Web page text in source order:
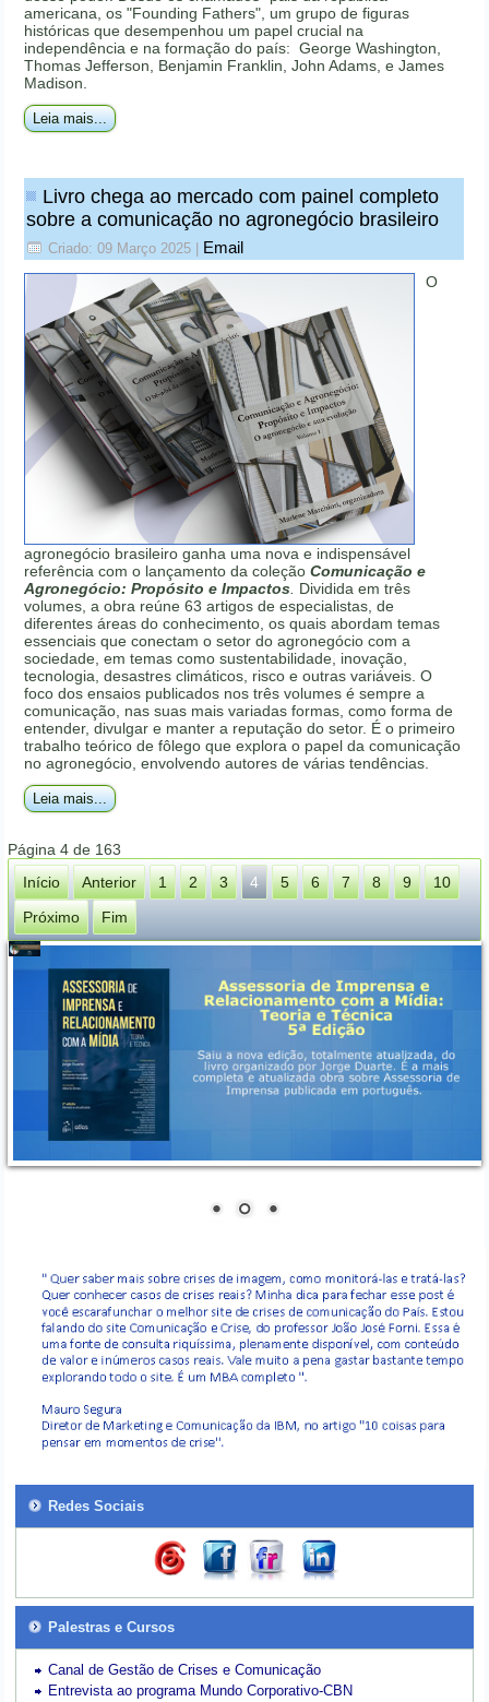
americana, os "Founding Fathers", um grupo de figuras
históricas que desempenhou um papel crucial na
independência e na formação do país: George Washington,
Thomas Jefferson, Benjamin Franklin, John Adams, e James
Madison.
Leia mais...
Livro chega ao mercado com painel completo
sobre a comunicação no agronegócio brasileiro
Criado: 09 Março 2025 Email
O
agronegócio brasileiro ganha uma nova e indispensável
referência com o lançamento da coleçãoComunicação e
Agronegócio: Propósito e Impactos Dividida em três
volumes, a obra reúne 63 artigos de especialistas, de
diferentes áreas do conhecimento, os quais abordam temas
essenciais que conectam o setor do agronegócio com a
sociedade, em temas como sustentabilidade, inovação,
tecnologia, desastres climáticos, risco e outras variáveis. O
foco dos ensaios publicados nos três volumes é sempre a
comunicação, nas suas mais variadas formas, como forma de
entender, divulgar e manter a reputação do setor. É o primeiro
trabalho teórico de fôlego que explora o papel da comunicação
no agronegócio, envolvendo autores de várias tendências.
Leia mais...
Página 4 de 163
Início
Anterior 1 2 3 4 5 6 7 8 9
10
Próximo
Fim
Redes Sociais
Palestras e Cursos
Canal de Gestão de Crises e Comunicação
Entrevista ao programa Mundo Corporativo-CBN